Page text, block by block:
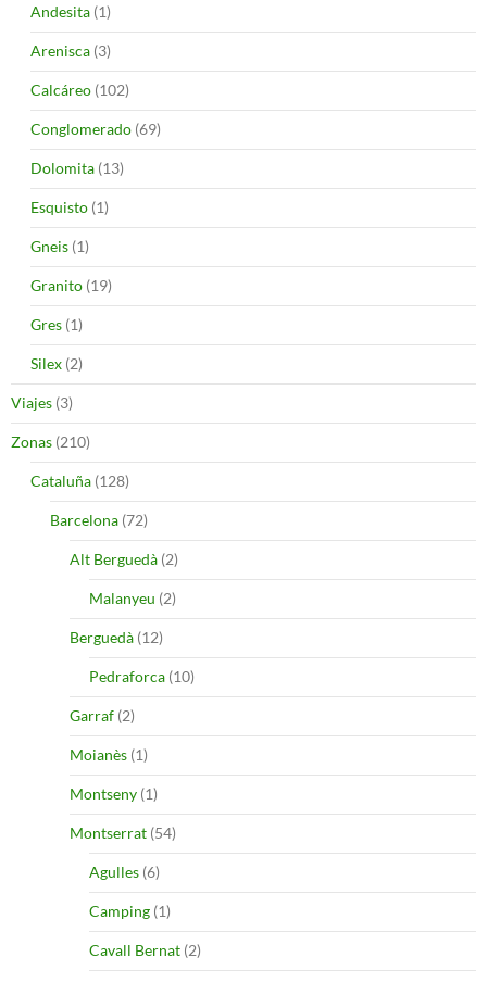
Andesita (1)
Arenisca (3)
Calcáreo (102)
Conglomerado (69)
Dolomita (13)
Esquisto (1)
Gneis (1)
Granito (19)
Gres (1)
Silex (2)
Viajes (3)
Zonas (210)
Cataluña (128)
Barcelona (72)
Alt Berguedà (2)
Malanyeu (2)
Berguedà (12)
Pedraforca (10)
Garraf (2)
Moianès (1)
Montseny (1)
Montserrat (54)
Agulles (6)
Camping (1)
Cavall Bernat (2)